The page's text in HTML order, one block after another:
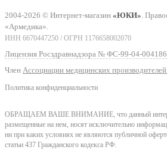
2004-2026 © Интернет-магазин «ЮКИ» .
«Армедика».
ИНН 6670447250 / ОГРН 1176658002070
Лицензия Росздравнадзора № ФС-99-04-004186
Член Ассоциации медицинских
Политика конфиденциальности
ОБРАЩАЕМ ВАШЕ ВНИМАНИЕ, что данный
размещенные на нем, носят исключительно
ни при каких условиях не являются публичной
статьи 437 Гражданского кодекса РФ.